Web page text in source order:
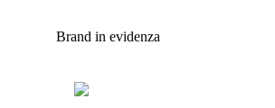
Brand in evidenza